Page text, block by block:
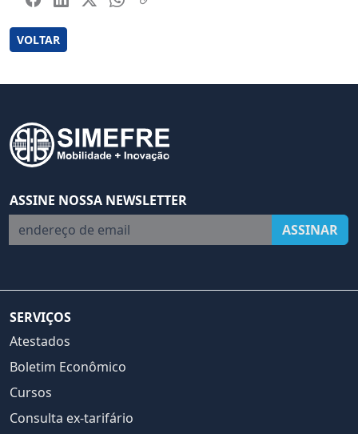
VOLTAR
ASSINE NOSSA NEWSLETTER
endereço de email
ASSINAR
SERVIÇOS
Atestados
Boletim Econômico
Cursos
Consulta ex-tarifário